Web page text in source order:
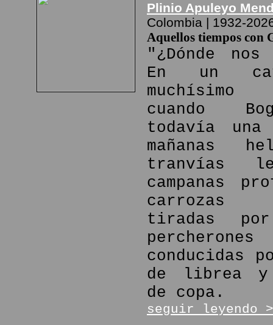
Plinio Apuleyo
Colombia | 1932-
Aquellos tiempos con
"¿Dónde nos
En un
cuando
todavía una
mañanas
tranvías
campanas
carrozas
tiradas
conducidas
de librea y
de copa.
seguir leyendo